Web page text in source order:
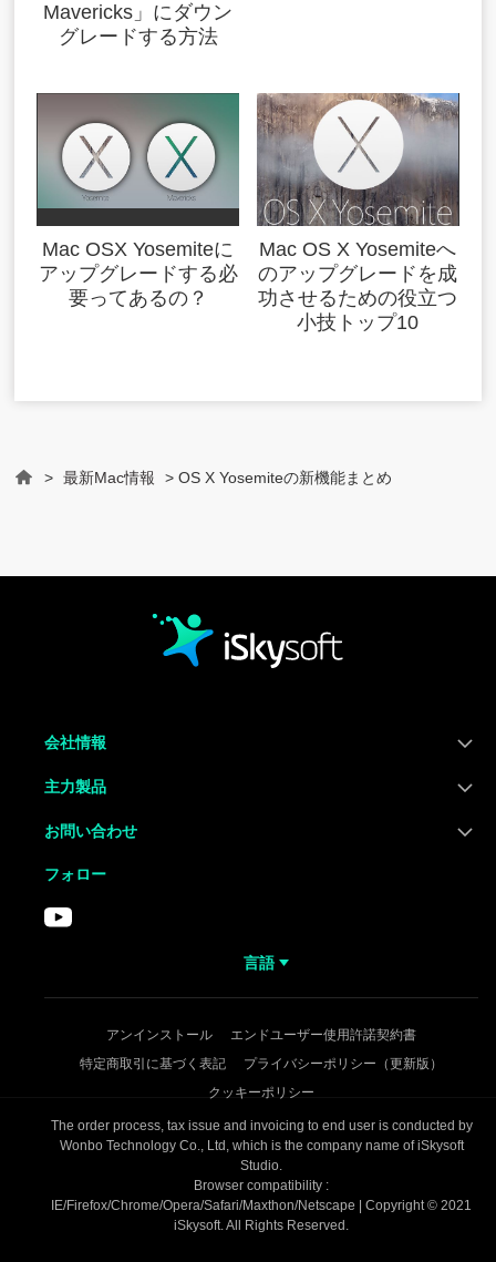
Mavericks」にダウン
グレードする方法
Mac OSX Yosemiteに
アップグレードする必
要ってあるの？
Mac OS X Yosemiteへ
のアップグレードを成
功させるための役立つ
小技トップ10
> 最新Mac情報 > OS X Yosemiteの新機能まとめ
会社情報
主力製品
お問い合わせ
フォロー
言語
アンインストール
エンドユーザー使用許諾契約書
特定商取引に基づく表記
プライバシーポリシー（更新版）
クッキーポリシー
The order process, tax issue and invoicing to end user is conducted by
Wonbo Technology Co., Ltd, which is the company name of iSkysoft
Studio.
Browser compatibility :
IE/Firefox/Chrome/Opera/Safari/Maxthon/Netscape | Copyright © 2021
iSkysoft. All Rights Reserved.